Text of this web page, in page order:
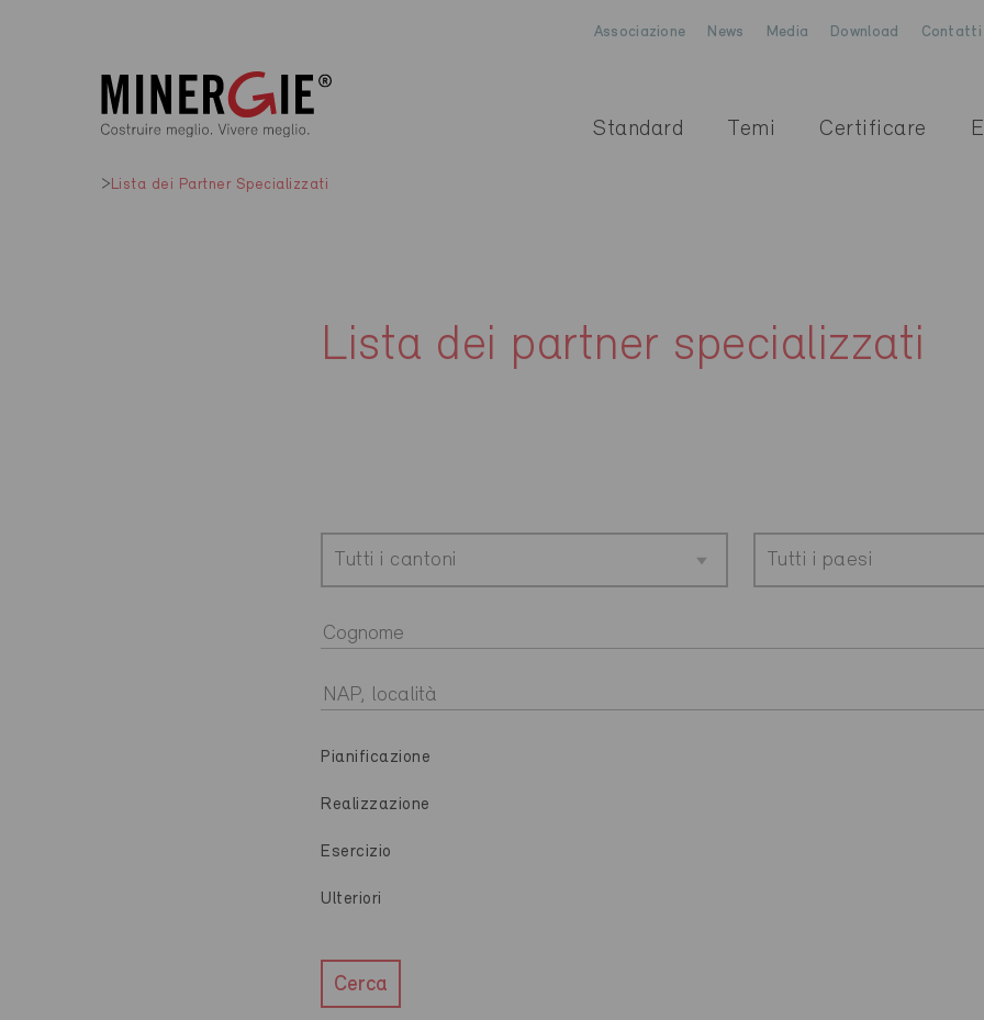
Associazione News Media Download Contatti
Standard Temi Certificare
Lista dei Partner Specializzati
Lista dei partner specializzati
Tutti i cantoni Tutti i paesi
Pianificazione
Realizzazione
Esercizio
Ulteriori
Cerca